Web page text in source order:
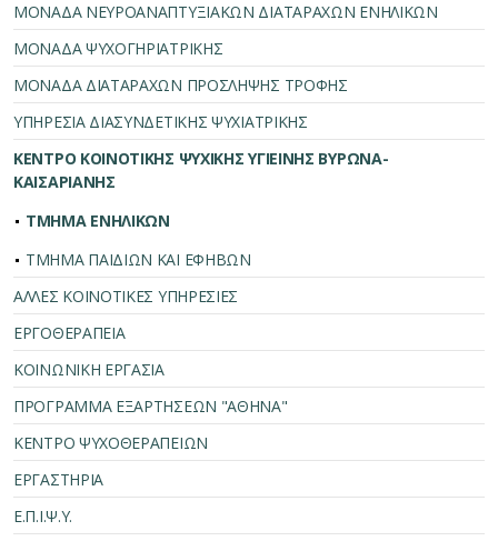
ΜΟΝΑΔΑ ΝΕΥΡΟΑΝΑΠΤΥΞΙΑΚΩΝ ΔΙΑΤΑΡΑΧΩΝ ΕΝΗΛΙΚΩΝ
ΜΟΝΑΔΑ ΨΥΧΟΓΗΡΙΑΤΡΙΚΗΣ
ΜΟΝΑΔΑ ΔΙΑΤΑΡΑΧΩΝ ΠΡΟΣΛΗΨΗΣ ΤΡΟΦΗΣ
ΥΠΗΡΕΣΙΑ ΔΙΑΣΥΝΔΕΤΙΚΗΣ ΨΥΧΙΑΤΡΙΚΗΣ
ΚΕΝΤΡΟ ΚΟΙΝΟΤΙΚΗΣ ΨΥΧΙΚΗΣ ΥΓΙΕΙΝΗΣ ΒΥΡΩΝΑ-
ΚΑΙΣΑΡΙΑΝΗΣ
ΤΜΗΜΑ ΕΝΗΛΙΚΩΝ
ΤΜΗΜΑ ΠΑΙΔΙΩΝ ΚΑΙ ΕΦΗΒΩΝ
ΑΛΛΕΣ ΚΟΙΝΟΤΙΚΕΣ ΥΠΗΡΕΣΙΕΣ
ΕΡΓΟΘΕΡΑΠΕΙΑ
ΚΟΙΝΩΝΙΚΗ ΕΡΓΑΣΙΑ
ΠΡΟΓΡΑΜΜΑ ΕΞΑΡΤΗΣΕΩΝ "ΑΘΗΝΑ"
ΚΕΝΤΡΟ ΨΥΧΟΘΕΡΑΠΕΙΩΝ
ΕΡΓΑΣΤΗΡΙΑ
Ε.Π.Ι.Ψ.Υ.